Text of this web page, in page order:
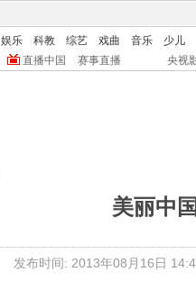
娱乐 科教 综艺 戏曲 音乐
少儿
直播中国 赛事直播 央视
美丽中
发布时间: 2013年08月16日